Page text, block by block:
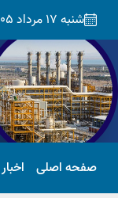
شنبه 17 مرداد 1405
صفحه اصلی اخبار